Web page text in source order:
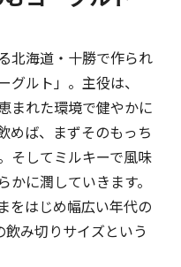
北海道・十勝で作られ
グルト」。主役は、
まれた環境で健やかに
めば、まずそのもっち
そしてミルキーで風味
に潤していきます。
をはじめ幅広い年代の
み切りサイズという